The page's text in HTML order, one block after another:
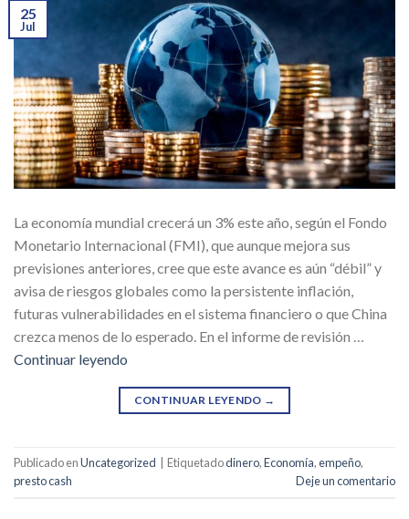
25
Jul
La economía mundial crecerá un 3% este año, según el Fondo
Monetario Internacional (FMI), que aunque mejora sus
previsiones anteriores, cree que este avance es aún “débil” y
avisa de riesgos globales como la persistente inflación,
futuras vulnerabilidades en el sistema financiero o que China
crezca menos de lo esperado. En el informe de revisión …
Continuar leyendo
CONTINUAR LEYENDO →
Publicado enUncategorized Etiquetadodinero,Economía,empeño,
presto cash
Deje un comentario